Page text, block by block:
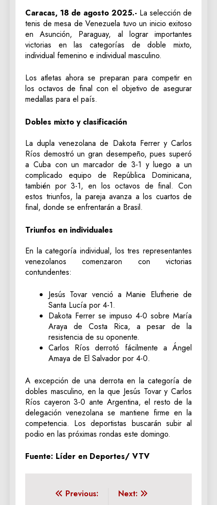
Caracas, 18 de agosto 2025.- La selección de
tenis de mesa de Venezuela tuvo un inicio exitoso
en Asunción, Paraguay, al lograr importantes
victorias en las categorías de doble mixto,
individual femenino e individual masculino.
Los atletas ahora se preparan para competir en
los octavos de final con el objetivo de asegurar
medallas para el país.
Dobles mixto y clasificación
La dupla venezolana de Dakota Ferrer y Carlos
Ríos demostró un gran desempeño, pues superó
a Cuba con un marcador de 3-1 y luego a un
complicado equipo de República Dominicana,
también por 3-1, en los octavos de final. Con
estos triunfos, la pareja avanza a los cuartos de
final, donde se enfrentarán a Brasil.
Triunfos en individuales
En la categoría individual, los tres representantes
venezolanos comenzaron con victorias
contundentes:
Jesús Tovar venció a Manie Elutherie de
Santa Lucía por 4-1.
Dakota Ferrer se impuso 4-0 sobre María
Araya de Costa Rica, a pesar de la
resistencia de su oponente.
Carlos Ríos derrotó fácilmente a Ángel
Amaya de El Salvador por 4-0.
A excepción de una derrota en la categoría de
dobles masculino, en la que Jesús Tovar y Carlos
Ríos cayeron 3-0 ante Argentina, el resto de la
delegación venezolana se mantiene firme en la
competencia. Los deportistas buscarán subir al
podio en las próximas rondas este domingo.
Fuente: Líder en Deportes/ VTV
Navegación
Previous:
Next: